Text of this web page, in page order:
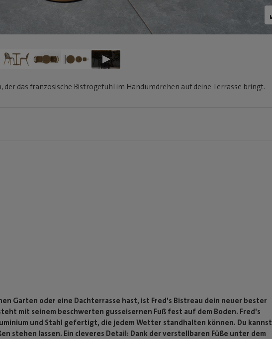
das französische Bistrogefühl im Handumdrehen auf deine Terrasse bringt.
Garten oder eine Dachterrasse hast, ist Fred's Bistreau dein neuer bester
mit seinem beschwerten gusseisernen Fuß fest auf dem Boden. Fred's
und Stahl gefertigt, die jedem Wetter standhalten können. Du kannst
stehen lassen. Ein cleveres Detail: Dank der verstellbaren Füße unter dem